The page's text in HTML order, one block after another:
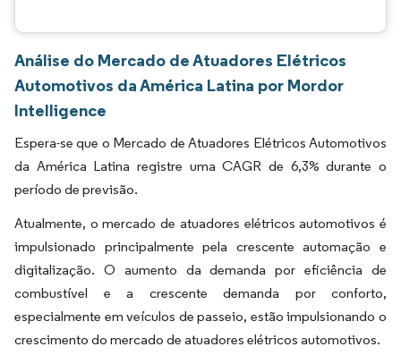
Análise do Mercado de Atuadores Elétricos
Automotivos da América Latina por Mordor
Intelligence
Espera-se que o Mercado de Atuadores Elétricos Automotivos
da América Latina registre uma CAGR de 6,3% durante o
período de previsão.
Atualmente, o mercado de atuadores elétricos automotivos é
impulsionado principalmente pela crescente automação e
digitalização. O aumento da demanda por eficiência de
combustível e a crescente demanda por conforto,
especialmente em veículos de passeio, estão impulsionando o
crescimento do mercado de atuadores elétricos automotivos.